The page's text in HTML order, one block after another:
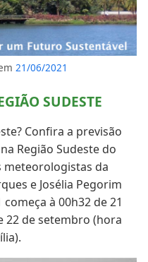
21/06/2021
SUDESTE
Confira a previsão
Região Sudeste do
meteorologistas da
e Josélia Pegorim
à 00h32 de 21
22 de setembro (hora